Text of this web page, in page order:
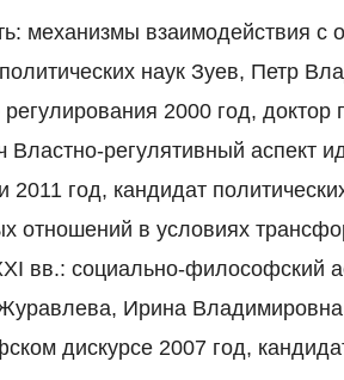
механизмы взаимодействия
наук Зуев, Петр
2000 год, доктор
регулятивный аспект
2011 год, кандидат
отношений в условиях
вв.: социально-философский
Ирина
дискурсе 2007 год,